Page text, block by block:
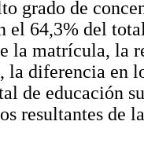
grado de
el 64,3% del
la matrícula, la
la diferencia en
de educación
resultantes de